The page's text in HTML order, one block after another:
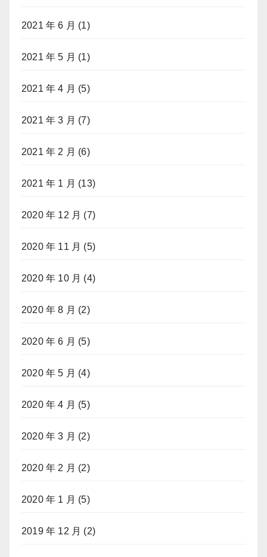
2021 年 6 月 (1)
2021 年 5 月 (1)
2021 年 4 月 (5)
2021 年 3 月 (7)
2021 年 2 月 (6)
2021 年 1 月 (13)
2020 年 12 月 (7)
2020 年 11 月 (5)
2020 年 10 月 (4)
2020 年 8 月 (2)
2020 年 6 月 (5)
2020 年 5 月 (4)
2020 年 4 月 (5)
2020 年 3 月 (2)
2020 年 2 月 (2)
2020 年 1 月 (5)
2019 年 12 月 (2)